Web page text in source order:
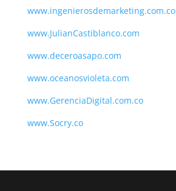
www.ingenierosdemarketing.com.co
www.JulianCastiblanco.com
www.deceroasapo.com
www.oceanosvioleta.com
www.GerenciaDigital.com.co
www.Socry.co